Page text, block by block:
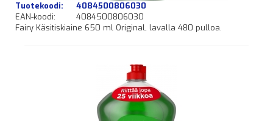
Tuotekoodi:
4084500806030
EAN-koodi:
4084500806030
Fairy Käsitiskiaine 650 ml Original, lavalla 480 pulloa.